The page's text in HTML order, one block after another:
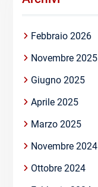
Febbraio 2026
Novembre 2025
Giugno 2025
Aprile 2025
Marzo 2025
Novembre 2024
Ottobre 2024